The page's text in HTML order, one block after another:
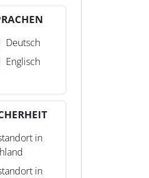
Deutsch
Englisch
in
in